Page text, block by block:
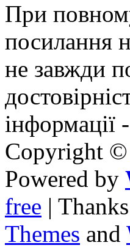
При
посилання
не завжди
інформації
Copyright ©
Powered by
free |
Themes and